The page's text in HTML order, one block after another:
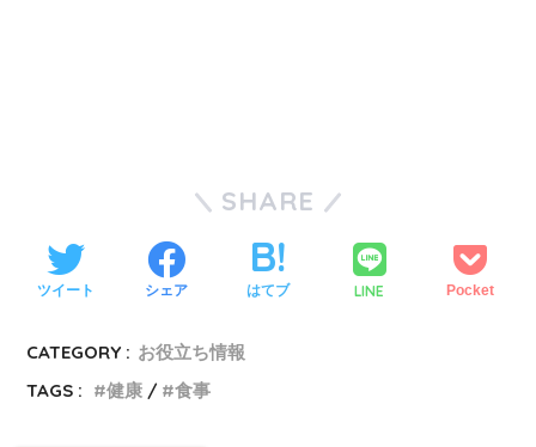
SHARE
ツイート シェア はてブ LINE Pocket
CATEGORY : お役立ち情報
TAGS :
健康 食事